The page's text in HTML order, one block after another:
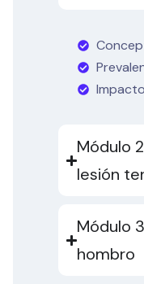
Módulo
lesión
Módulo
hombro